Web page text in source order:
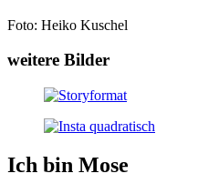
Foto: Heiko Kuschel
weitere Bilder
Ich bin Mose